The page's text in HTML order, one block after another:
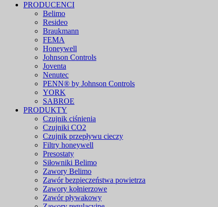
PRODUCENCI
Belimo
Resideo
Braukmann
FEMA
Honeywell
Johnson Controls
Joventa
Nenutec
PENN® by Johnson Controls
YORK
SABROE
PRODUKTY
Czujnik ciśnienia
Czujniki CO2
Czujnik przepływu cieczy
Filtry honeywell
Presostaty
Siłowniki Belimo
Zawory Belimo
Zawór bezpieczeństwa powietrza
Zawory kołnierzowe
Zawór pływakowy